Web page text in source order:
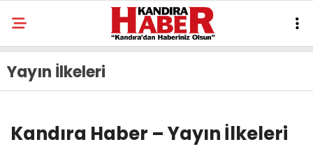
Yayın İlkeleri
Kandıra Haber – Yayın İlkeleri